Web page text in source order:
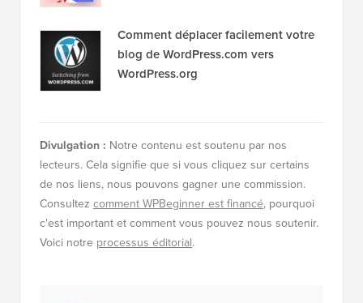
Comment déplacer facilement votre
blog de WordPress.com vers
WordPress.org
Divulgation : Notre contenu est soutenu par nos
lecteurs. Cela signifie que si vous cliquez sur certains
de nos liens, nous pouvons gagner une commission.
Consultez comment WPBeginner est financé, pourquoi
c'est important et comment vous pouvez nous soutenir.
Voici notre processus éditorial.